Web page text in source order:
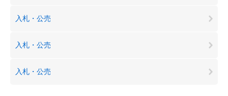
入札・公売
入札・公売
入札・公売